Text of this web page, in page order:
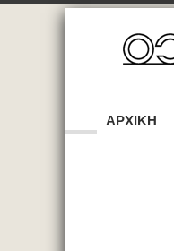
ΑΡΧΙΚΉ